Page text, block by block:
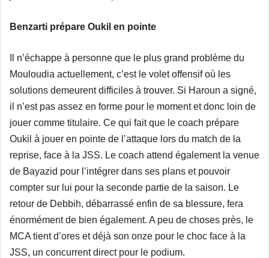
Benzarti prépare Oukil en pointe
Il n’échappe à personne que le plus grand problème du
Mouloudia actuellement, c’est le volet offensif où les
solutions demeurent difficiles à trouver. Si Haroun a signé,
il n’est pas assez en forme pour le moment et donc loin de
jouer comme titulaire. Ce qui fait que le coach prépare
Oukil à jouer en pointe de l’attaque lors du match de la
reprise, face à la JSS. Le coach attend également la venue
de Bayazid pour l’intégrer dans ses plans et pouvoir
compter sur lui pour la seconde partie de la saison. Le
retour de Debbih, débarrassé enfin de sa blessure, fera
énormément de bien également. A peu de choses près, le
MCA tient d’ores et déjà son onze pour le choc face à la
JSS, un concurrent direct pour le podium.